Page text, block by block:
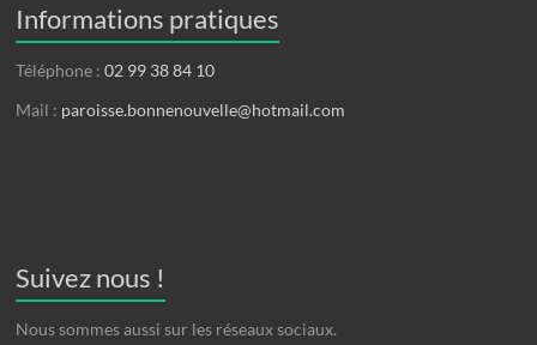
Informations pratiques
Téléphone :02 99 38 84 10
Mail : paroisse.bonnenouvelle@hotmail.com
Suivez nous !
Nous sommes aussi sur les réseaux sociaux.